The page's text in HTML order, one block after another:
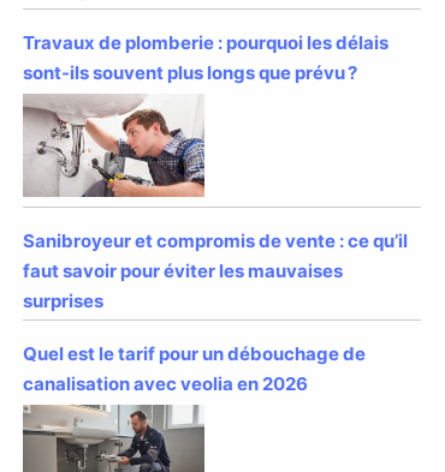
Travaux de plomberie : pourquoi les délais
sont-ils souvent plus longs que prévu ?
Sanibroyeur et compromis de vente : ce qu’il
faut savoir pour éviter les mauvaises
surprises
Quel est le tarif pour un débouchage de
canalisation avec veolia en 2026